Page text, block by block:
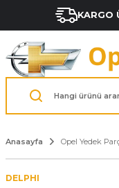
KARGO
Anasayfa Opel Yedek
DELPHI